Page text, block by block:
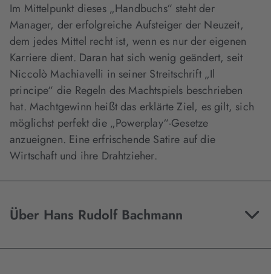
Im Mittelpunkt dieses „Handbuchs“ steht der
Manager, der erfolgreiche Aufsteiger der Neuzeit,
dem jedes Mittel recht ist, wenn es nur der eigenen
Karriere dient. Daran hat sich wenig geändert, seit
Niccolò Machiavelli in seiner Streitschrift „Il
principe“ die Regeln des Machtspiels beschrieben
hat. Machtgewinn heißt das erklärte Ziel, es gilt, sich
möglichst perfekt die „Powerplay“-Gesetze
anzueignen. Eine erfrischende Satire auf die
Wirtschaft und ihre Drahtzieher.
Über Hans Rudolf Bachmann